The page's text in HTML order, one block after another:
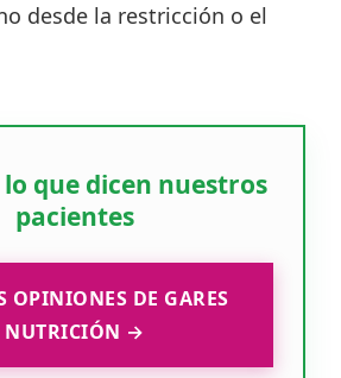
desde la restricción o el
que dicen nuestros
pacientes
OPINIONES DE GARES
NUTRICIÓN →